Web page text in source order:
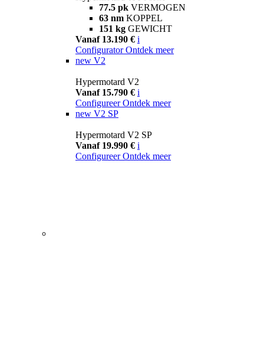
77.5 pk VERMOGEN
63 nm KOPPEL
151 kg GEWICHT
Vanaf 13.190 € i
Configurator Ontdek meer
new V2
Hypermotard V2
Vanaf 15.790 € i
Configureer Ontdek meer
new V2 SP
Hypermotard V2 SP
Vanaf 19.990 € i
Configureer Ontdek meer